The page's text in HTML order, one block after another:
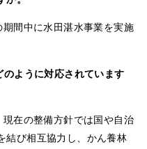
間中に水田湛水事業を実施
ように対応されています
在の整備方針では国や自治
結び相互協力し、かん養林